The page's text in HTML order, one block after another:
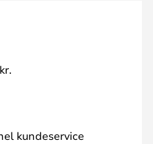
kundeservice